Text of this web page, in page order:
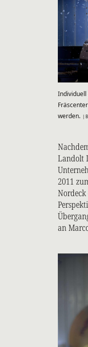
Individuell
werden. |
Landolt
2011
an